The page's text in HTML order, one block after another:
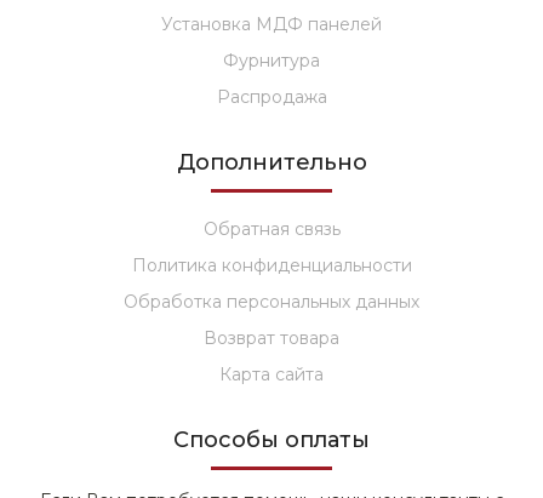
Установка МДФ панелей
Фурнитура
Распродажа
Дополнительно
Обратная связь
Политика конфиденциальности
Обработка персональных данных
Возврат товара
Карта сайта
Способы оплаты